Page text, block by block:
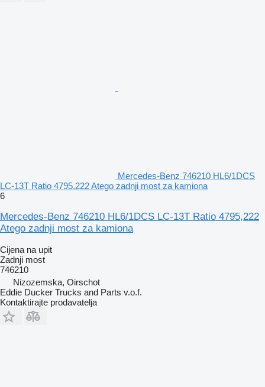
Mercedes-Benz 746210 HL6/1DCS
LC-13T Ratio 4795,222 Atego zadnji most za kamiona
6
Mercedes-Benz 746210 HL6/1DCS LC-13T Ratio 4795,222
Atego zadnji most za kamiona
Cijena na upit
Zadnji most
746210
Nizozemska, Oirschot
Eddie Ducker Trucks and Parts v.o.f.
Kontaktirajte prodavatelja